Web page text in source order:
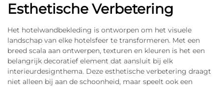
Esthetische Verbetering
Het hotelwandbekleding is ontworpen om het visuele
landschap van elke hotelsfeer te transformeren. Met een
breed scala aan ontwerpen, texturen en kleuren is het een
belangrijk decoratief element dat aansluit bij elk
interieurdesignthema. Deze esthetische verbetering draagt
niet alleen bij aan de schoonheid, maar speelt ook een